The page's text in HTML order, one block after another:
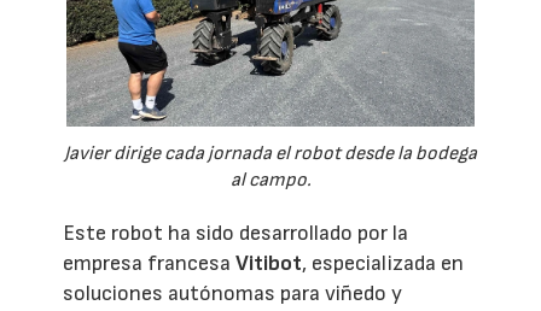
Javier dirige cada jornada el robot desde la bodega
al campo.
Este robot ha sido desarrollado por la
empresa francesaVitibot, especializada en
soluciones autónomas para viñedo y